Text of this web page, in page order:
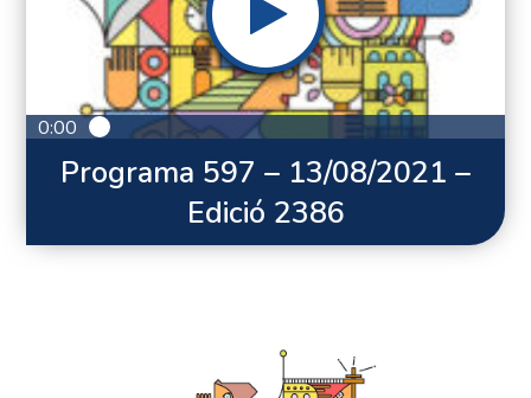
0:00
Programa 597 – 13/08/2021 –
Edició 2386